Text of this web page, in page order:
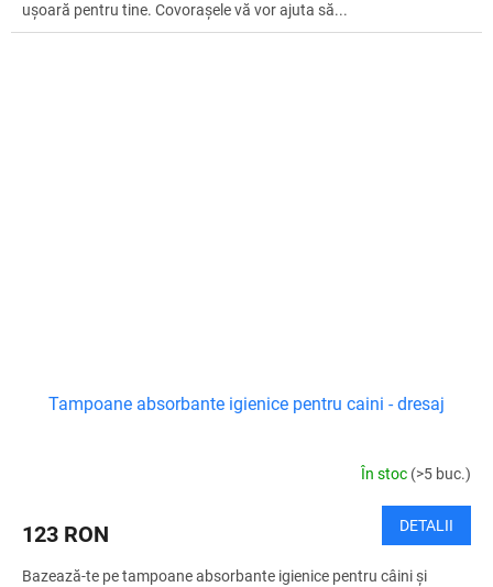
ușoară pentru tine. Covorașele vă vor ajuta să...
Tampoane absorbante igienice pentru caini - dresaj
În stoc (>5 buc.)
123 RON DETALII
Bazează-te pe tampoane absorbante igienice pentru câini și